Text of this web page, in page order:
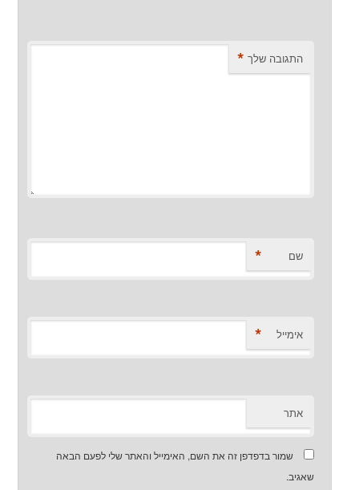
התגובה שלך *
שם *
אימייל *
אתר
שמור בדפדפן זה את השם, האימייל והאתר שלי לפעם הבאה
שאגיב.